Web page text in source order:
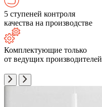
5 ступеней контроля
качества на производстве
Комплектующие только
от ведущих производителей